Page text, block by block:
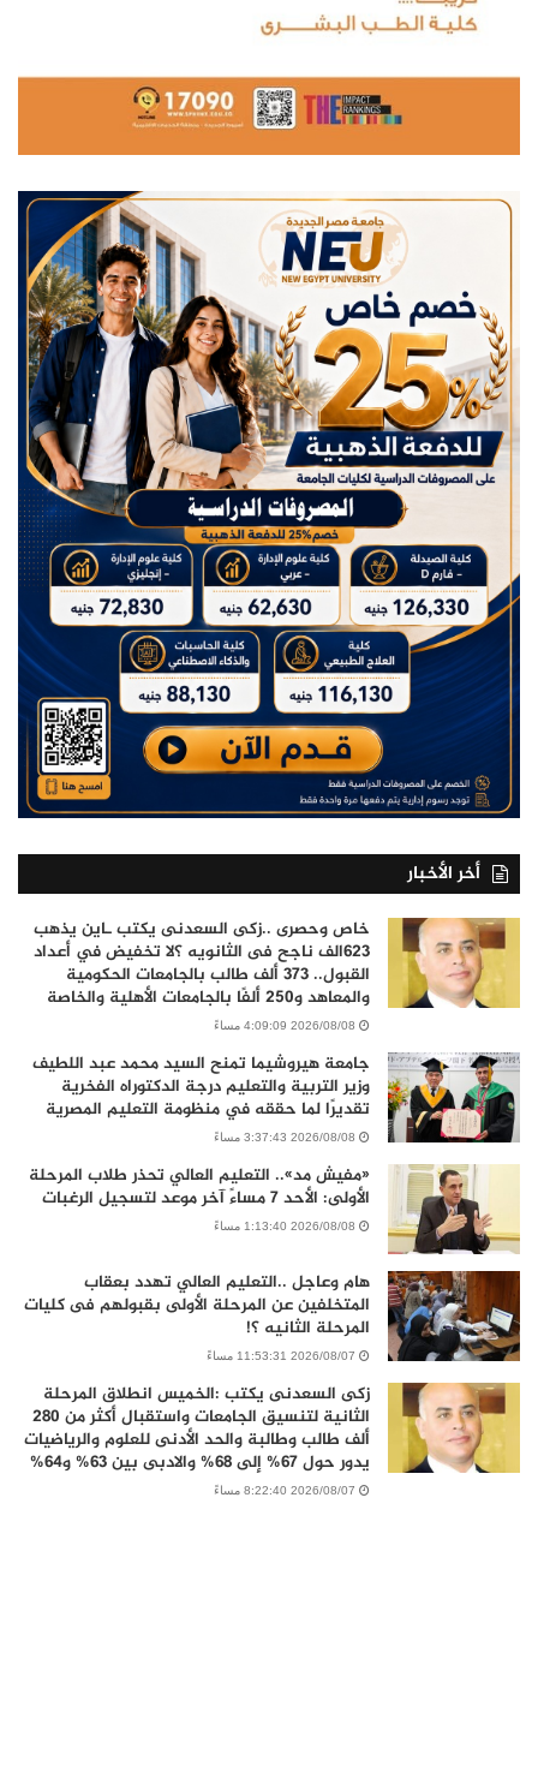
أخر الأخبار
خاص وحصرى ..زكى السعدنى يكتب ـاين يذهب
٦٢٣الف ناجح فى الثانويه ؟لا تخفيض في أعداد
القبول.. 373 ألف طالب بالجامعات الحكومية
والمعاهد و250 ألفًا بالجامعات الأهلية والخاصة
2026/08/08 4:09:09 مساءً
جامعة هيروشيما تمنح السيد محمد عبد اللطيف
وزير التربية والتعليم درجة الدكتوراه الفخرية
تقديرًا لما حققه في منظومة التعليم المصرية
2026/08/08 3:37:43 مساءً
«مفيش مد».. التعليم العالي تحذر طلاب المرحلة
الأولى: الأحد 7 مساءً آخر موعد لتسجيل الرغبات
2026/08/08 1:13:40 مساءً
هام وعاجل ..التعليم العالي تهدد بعقاب
المتخلفين عن المرحلة الأولى بقبولهم فى كليات
المرحلة الثانيه ؟!
2026/08/07 11:53:31 مساءً
زكى السعدنى يكتب :الخميس انطلاق المرحلة
الثانية لتنسيق الجامعات واستقبال أكثر من 280
ألف طالب وطالبة والحد الأدنى للعلوم والرياضيات
يدور حول 67% إلى 68% والادبى بين 63% و64%
2026/08/07 8:22:40 مساءً